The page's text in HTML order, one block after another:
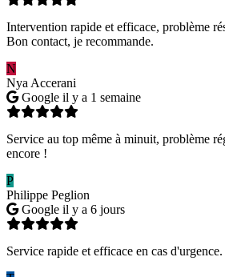
Intervention rapide et efficace, problème
Bon contact, je recommande.
N
Nya Accerani
Google il y a 1 semaine
Service au top même à minuit, problème
encore !
P
Philippe Peglion
Google il y a 6 jours
Service rapide et efficace en cas